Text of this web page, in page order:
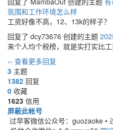
氛围和工作环境怎么样
工资好像不高，12、13k的样子？
回复了 dcy73676 创建的主题
来个人均个税榜，就是实打实比
›› 查看更多回复
3 主题
1382 回复
0 收藏
1623 信用
屏蔽此帐号
过早客微信公众号：guozaoke •